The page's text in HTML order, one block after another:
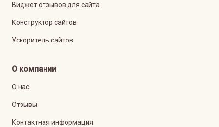
Виджет отзывов для сайта
Конструктор сайтов
Ускоритель сайтов
О компании
О нас
Отзывы
Контактная информация